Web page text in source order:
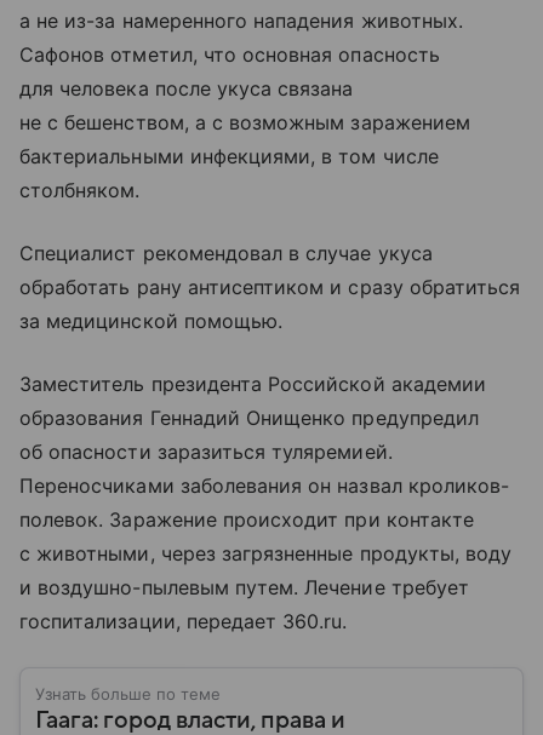
а не из-за намеренного нападения животных.
Сафонов отметил, что основная опасность
для человека после укуса связана
не с бешенством, а с возможным заражением
бактериальными инфекциями, в том числе
столбняком.
Специалист рекомендовал в случае укуса
обработать рану антисептиком и сразу обратиться
за медицинской помощью.
Заместитель президента Российской академии
образования Геннадий Онищенко предупредил
об опасности заразиться туляремией.
Переносчиками заболевания он назвал кроликов-
полевок. Заражение происходит при контакте
с животными, через загрязненные продукты, воду
и воздушно-пылевым путем. Лечение требует
госпитализации, передает 360.ru.
Узнать больше по теме
Гаага: город власти, права и